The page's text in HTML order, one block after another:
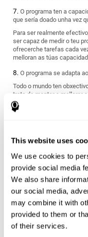
This website uses
We use cookies to
provide social media
We also share
our social media,
may combine it with
provided to them or
of their services.
O programa ten a
que sería doado unha vez
Para ser realmente
ser capaz de medir o teu
ofrecerche tarefas cada
melloran as túas
O programa se adapta
Todo o mundo ten
trata de manter e mellorar
de fitness cerebral que
cognitivas e ofrecer un
Algúns programas de
resultados a curto prazo
manter. Outros poden ser
suficientemente
que te avalúe desde o
tarefas para reflectir o teu
individual.
Estás preparado e
estresante?